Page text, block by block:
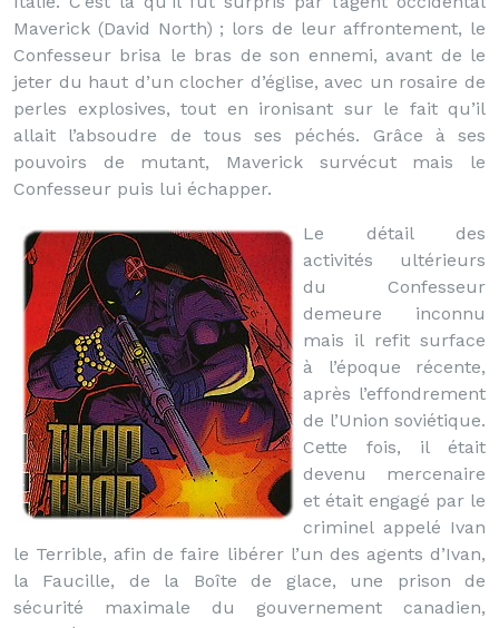
Maverick (David North) ; lors de leur affrontement, le
Confesseur brisa le bras de son ennemi, avant de le
jeter du haut d’un clocher d’église, avec un rosaire de
perles explosives, tout en ironisant sur le fait qu’il
allait l’absoudre de tous ses péchés. Grâce à ses
pouvoirs de mutant, Maverick survécut mais le
Confesseur puis lui échapper.
Le détail des
activités ultérieurs
du Confesseur
demeure inconnu
mais il refit surface
à l’époque récente,
après l’effondrement
de l’Union soviétique.
Cette fois, il était
devenu mercenaire
et était engagé par le
criminel appelé Ivan
le Terrible, afin de faire libérer l’un des agents d’Ivan,
la Faucille, de la Boîte de glace, une prison de
sécurité maximale du gouvernement canadien,